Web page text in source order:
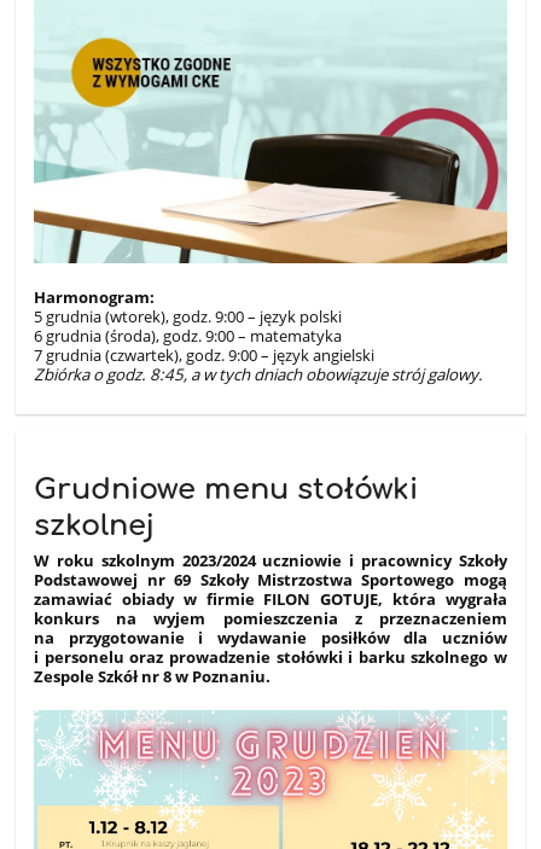
Harmonogram:
5 grudnia (wtorek), godz. 9:00 – język polski
6 grudnia (środa), godz. 9:00 – matematyka
7 grudnia (czwartek), godz. 9:00 – język angielski
Zbiórka o godz. 8:45, a w tych dniach obowiązuje strój galowy.
Grudniowe menu stołówki
szkolnej
W roku szkolnym 2023/2024 uczniowie i pracownicy Szkoły
Podstawowej nr 69 Szkoły Mistrzostwa Sportowego mogą
zamawiać obiady w firmie FILON GOTUJE, która wygrała
konkurs na wyjem pomieszczenia z przeznaczeniem
na przygotowanie i wydawanie posiłków dla uczniów
i personelu oraz prowadzenie stołówki i barku szkolnego w
Zespole Szkół nr 8 w Poznaniu.